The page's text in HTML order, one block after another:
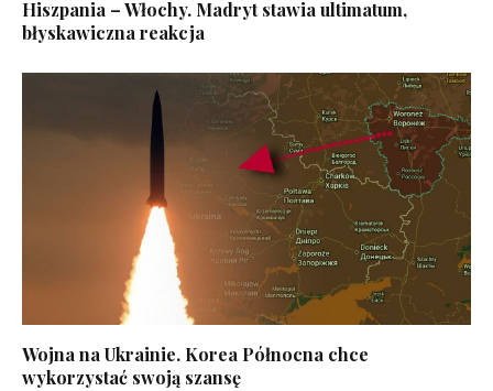
Hiszpania – Włochy. Madryt stawia ultimatum,
błyskawiczna reakcja
Wojna na Ukrainie. Korea Północna chce
wykorzystać swoją szansę